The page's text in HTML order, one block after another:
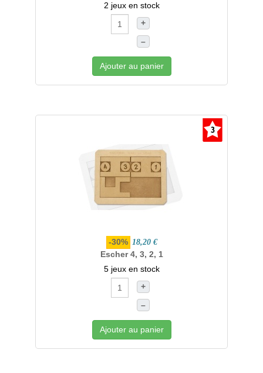
2 jeux en stock
+
–
Ajouter au panier
-30% 18,20 €
Escher 4, 3, 2, 1
5 jeux en stock
+
–
Ajouter au panier